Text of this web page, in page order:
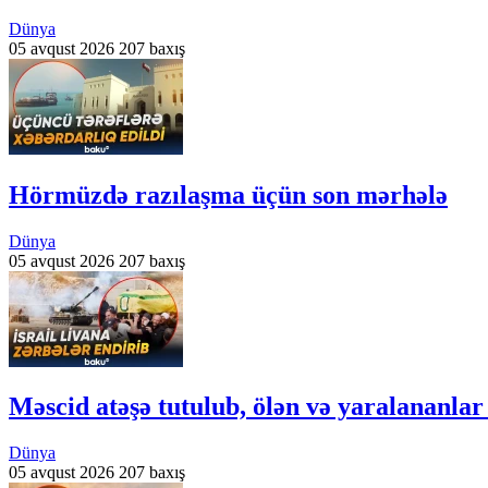
Dünya
05 avqust 2026 207 baxış
Hörmüzdə razılaşma üçün son mərhələ
Dünya
05 avqust 2026 207 baxış
Məscid atəşə tutulub, ölən və
Dünya
05 avqust 2026 207 baxış